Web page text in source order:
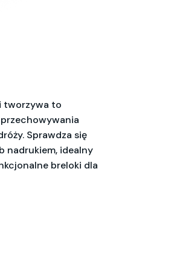
tworzywa to
Sprawdza się
nadrukiem, idealny
breloki dla